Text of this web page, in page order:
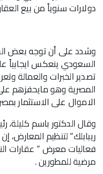
دولارات سنوياً من بيع
وشدد على أن توجه بعض
السعودي ينعكس
تصدير الخبرات والعمالة
المصرية وهو مايحفزهم
الاموال على الاستثمار
وقال الدكتور باسم
ريبابلك” لتنظيم
فعاليات معرض ” عقارات
مرضية للمطورين .